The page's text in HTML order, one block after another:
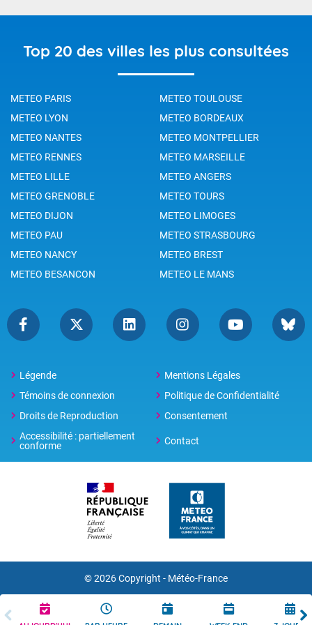
Top 20 des villes les plus consultées
METEO PARIS
METEO TOULOUSE
METEO LYON
METEO BORDEAUX
METEO NANTES
METEO MONTPELLIER
METEO RENNES
METEO MARSEILLE
METEO LILLE
METEO ANGERS
METEO GRENOBLE
METEO TOURS
METEO DIJON
METEO LIMOGES
METEO PAU
METEO STRASBOURG
METEO NANCY
METEO BREST
METEO BESANCON
METEO LE MANS
Légende
Mentions Légales
Témoins de connexion
Politique de Confidentialité
Droits de Reproduction
Consentement
Accessibilité : partiellement
conforme
Contact
© 2026 Copyright - Météo-France